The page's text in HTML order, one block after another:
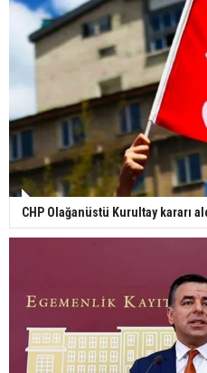
CHP Olağanüstü Kurultay kararı